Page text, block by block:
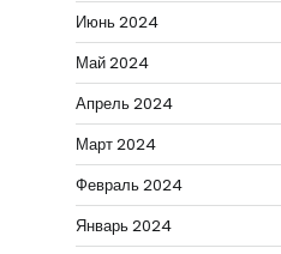
Июнь 2024
Май 2024
Апрель 2024
Март 2024
Февраль 2024
Январь 2024